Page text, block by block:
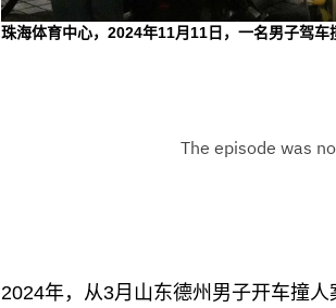
珠海体育中心，2024年11月11日，一名男子驾车
2024年，从3月山东德州男子开车撞